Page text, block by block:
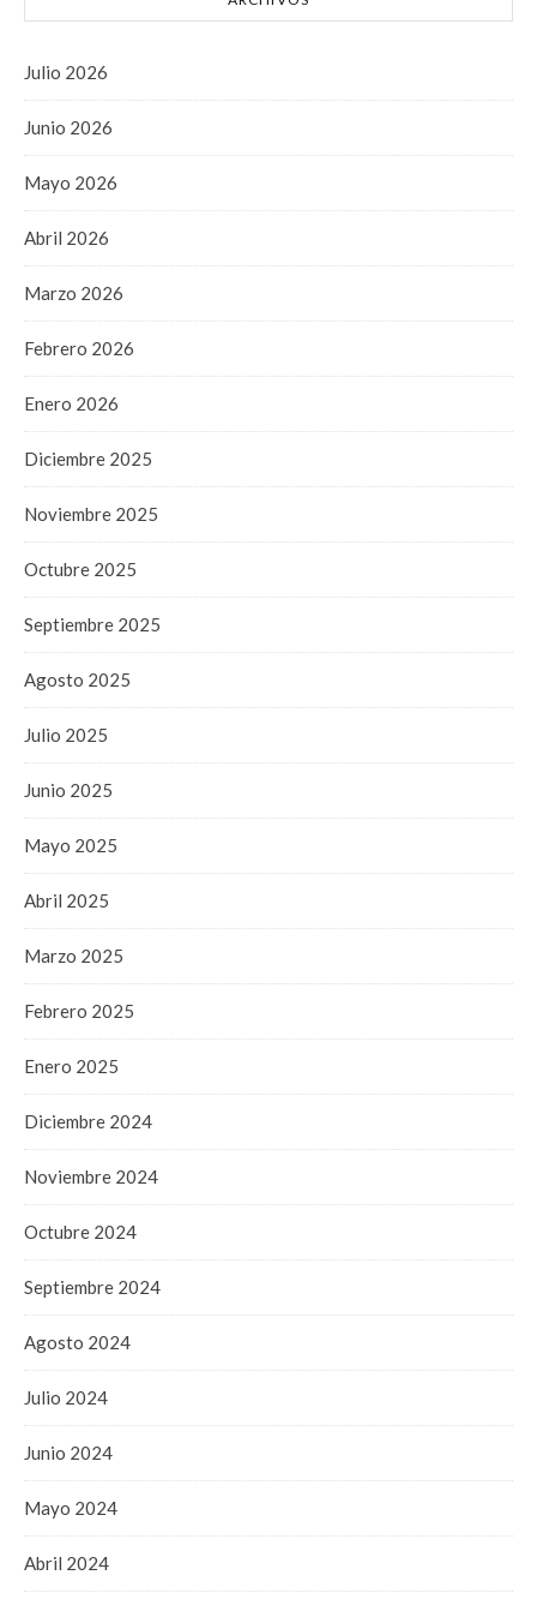
Julio 2026
Junio 2026
Mayo 2026
Abril 2026
Marzo 2026
Febrero 2026
Enero 2026
Diciembre 2025
Noviembre 2025
Octubre 2025
Septiembre 2025
Agosto 2025
Julio 2025
Junio 2025
Mayo 2025
Abril 2025
Marzo 2025
Febrero 2025
Enero 2025
Diciembre 2024
Noviembre 2024
Octubre 2024
Septiembre 2024
Agosto 2024
Julio 2024
Junio 2024
Mayo 2024
Abril 2024